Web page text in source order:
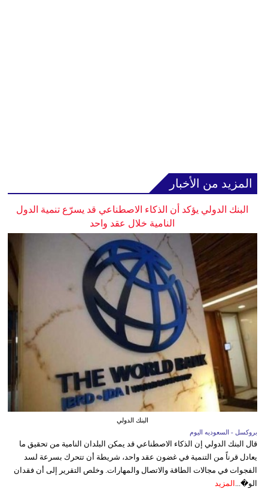
المزيد من الأخبار
البنك الدولي يؤكد أن الذكاء الاصطناعي قد يسرّع تنمية الدول
النامية خلال عقد واحد
البنك الدولي
بروكسل - السعوديه اليوم
قال البنك الدولي إن الذكاء الاصطناعي قد يمكن البلدان النامية من تحقيق ما
يعادل قرناً من التنمية في غضون عقد واحد، شريطة أن تتحرك بسرعة لسد
الفجوات في مجالات الطاقة والاتصال والمهارات. وخلص التقرير إلى أن فقدان
الو�...
المزيد